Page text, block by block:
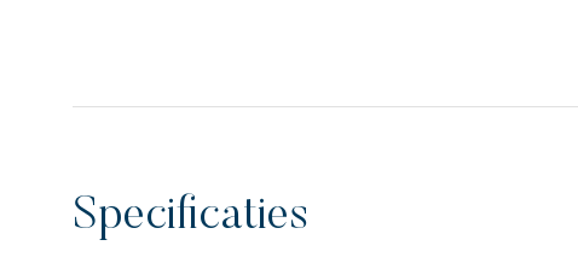
Specificaties